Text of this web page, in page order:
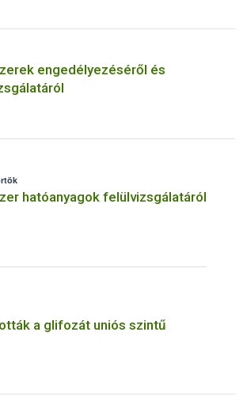
engedélyezéséről és
hatóanyagok felülvizsgálatáról
a glifozát uniós szintű